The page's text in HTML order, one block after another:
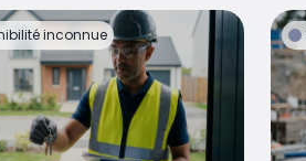
inconnue